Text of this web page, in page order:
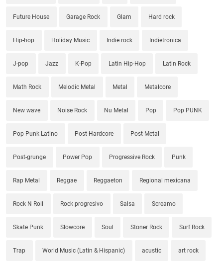
Future House Garage Rock Glam Hard rock
Hip-hop Holiday Music Indie rock Indietronica
J-pop Jazz K-Pop Latin Hip-Hop Latin Rock
Math Rock Melodic Metal Metal Metalcore
New wave Noise Rock Nu Metal Pop Pop PUNK
Pop Punk Latino Post-Hardcore Post-Metal
Post-grunge Power Pop Progressive Rock Punk
Rap Metal Reggae Reggaeton Regional mexicana
Rock N Roll Rock progresivo Salsa Screamo
Skate Punk Slowcore Soul Stoner Rock Surf Rock
Trap World Music (Latin & Hispanic) acustic art rock